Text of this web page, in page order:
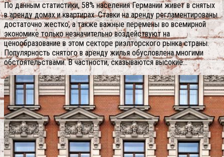
По данным статистики, 58% населения Германии живет в снятых
в аренду домах и квартирах. Ставки на аренду регламентированы
достаточно жестко, а также важные перемены во всемирной
экономике только незначительно воздействуют на
ценообразование в этом секторе риэлторского рынка страны.
Популярность снятого в аренду жилья обусловлена многими
обстоятельствами. В частности, сказываются высокие...